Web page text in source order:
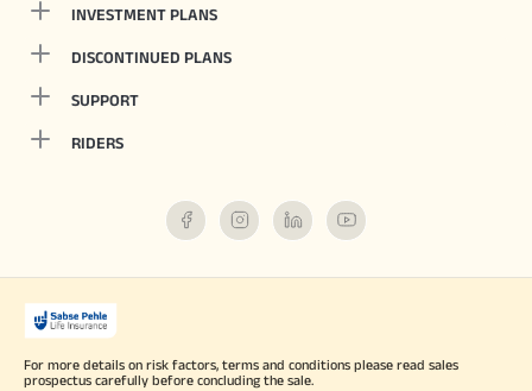
INVESTMENT PLANS
DISCONTINUED PLANS
SUPPORT
RIDERS
For more details on risk factors, terms and conditions please read sales
prospectus carefully before concluding the sale.